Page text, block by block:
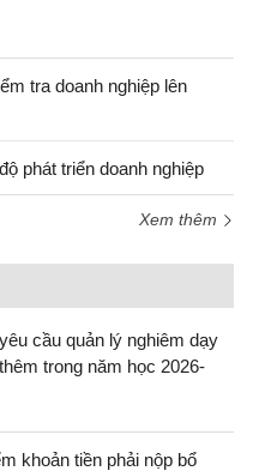
tra doanh nghiệp lên
phát triển doanh nghiệp
Xem thêm
cầu quản lý nghiêm dạy
trong năm học 2026-
khoản tiền phải nộp bổ